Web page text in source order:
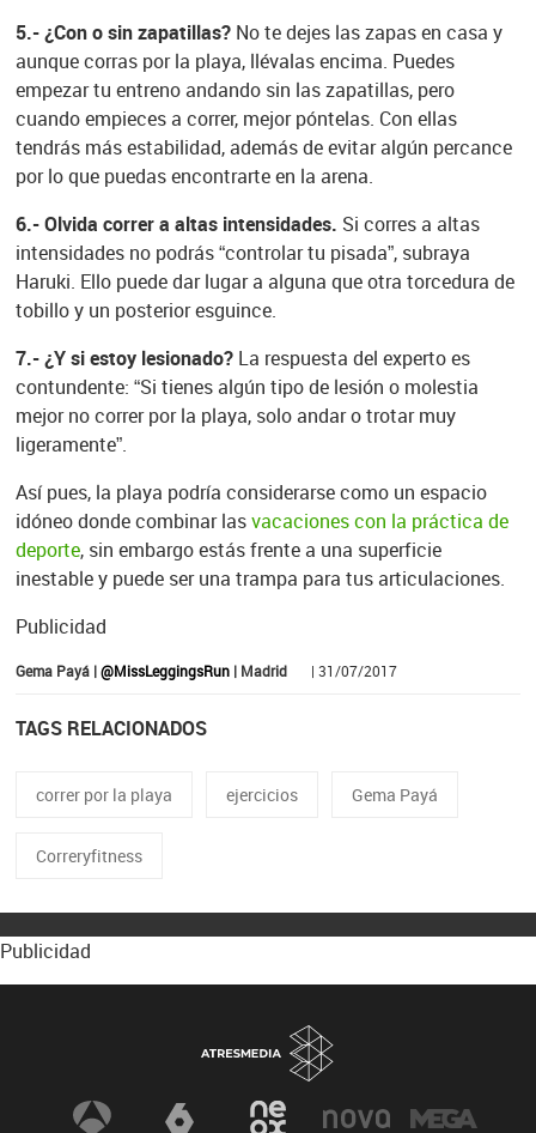
5.- ¿Con o sin zapatillas? No te dejes las zapas en casa y
aunque corras por la playa, llévalas encima. Puedes
empezar tu entreno andando sin las zapatillas, pero
cuando empieces a correr, mejor póntelas. Con ellas
tendrás más estabilidad, además de evitar algún percance
por lo que puedas encontrarte en la arena.
6.- Olvida correr a altas intensidades. Si corres a altas
intensidades no podrás “controlar tu pisada”, subraya
Haruki. Ello puede dar lugar a alguna que otra torcedura de
tobillo y un posterior esguince.
7.- ¿Y si estoy lesionado?La respuesta del experto es
contundente: “Si tienes algún tipo de lesión o molestia
mejor no correr por la playa, solo andar o trotar muy
ligeramente”.
Así pues, la playa podría considerarse como un espacio
idóneo donde combinar lasvacaciones con la práctica de
deporte, sin embargo estás frente a una superficie
inestable y puede ser una trampa para tus articulaciones.
Publicidad
Gema Payá |@MissLeggingsRun| Madrid | 31/07/2017
TAGS RELACIONADOS
correr por la playa ejercicios Gema Payá
Correryfitness
Publicidad